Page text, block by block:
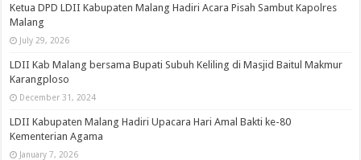
Ketua DPD LDII Kabupaten Malang Hadiri Acara Pisah Sambut Kapolres
Malang
July 29, 2026
LDII Kab Malang bersama Bupati Subuh Keliling di Masjid Baitul Makmur
Karangploso
December 31, 2024
LDII Kabupaten Malang Hadiri Upacara Hari Amal Bakti ke-80
Kementerian Agama
January 7, 2026